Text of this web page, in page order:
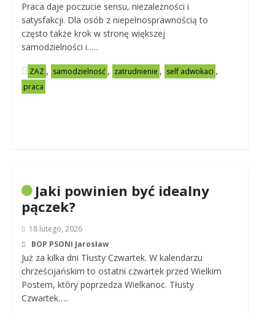
Praca daje poczucie sensu, niezależności i
satysfakcji. Dla osób z niepełnosprawnością to
często także krok w stronę większej
samodzielności i…..
ZAZ , samodzielność , zatrudnienie , self adwokaci ,
praca
Jaki powinien być idealny
pączek?
18 lutego, 2026
BOP PSONI Jarosław
Już za kilka dni Tłusty Czwartek. W kalendarzu
chrześcijańskim to ostatni czwartek przed Wielkim
Postem, który poprzedza Wielkanoc. Tłusty
Czwartek…..